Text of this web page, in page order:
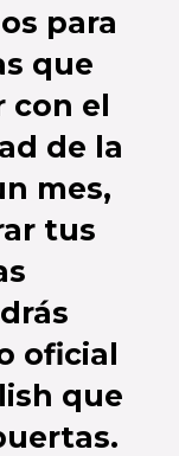
para
que
con el
de la
mes,
tus
oficial
que